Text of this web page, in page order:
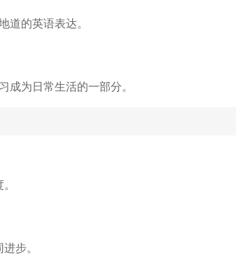
的英语表达。
为日常生活的一部分。
步。